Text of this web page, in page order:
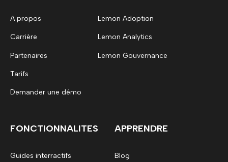
A propos
Carrière
Partenaires
Tarifs
Demander une démo
Lemon Adoption
Lemon Analytics
Lemon Gouvernance
FONCTIONNALITES
Guides interractifs
APPRENDRE
Blog